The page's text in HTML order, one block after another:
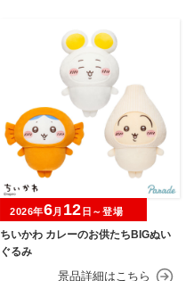
ちいかわ カレーのお供たちBIGぬい
ぐるみ
2026年6月 12 日～登場